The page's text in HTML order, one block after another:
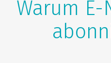
Warum